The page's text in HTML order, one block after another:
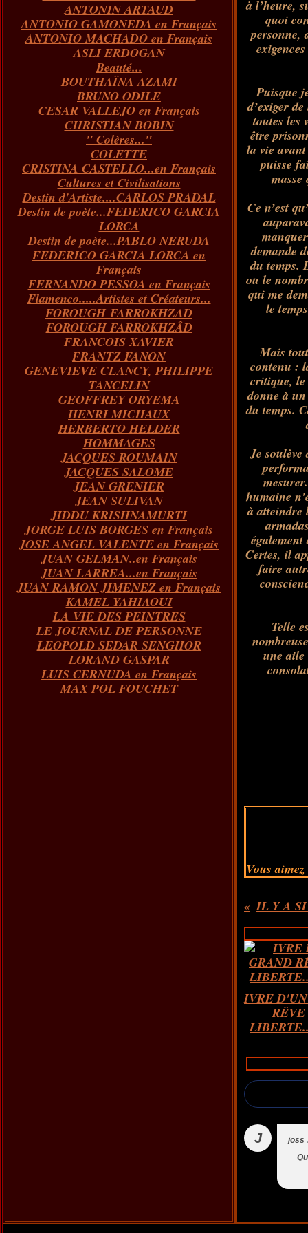
Janvier(73)
Février(55)
Janvier(43)
Mars(73)
Février(54)
Janvier(51)
Avril(73)
Mars(100)
Février(146)
Janvier(124)
ANTONIN ARTAUD
ANTONIO GAMONEDA en Français
ANTONIO MACHADO en Français
ASLI ERDOGAN
Beauté...
BOUTHAÏNA AZAMI
BRUNO ODILE
CESAR VALLEJO en Français
CHRISTIAN BOBIN
" Colères..."
COLETTE
CRISTINA CASTELLO...en Français
Cultures et Civilisations
Destin d'Artiste....CARLOS PRADAL
Destin de poète...FEDERICO GARCIA
LORCA
Destin de poète...PABLO NERUDA
FEDERICO GARCIA LORCA en
Français
FERNANDO PESSOA en Français
Flamenco.....Artistes et Créateurs...
FOROUGH FARROKHZAD
FOROUGH FARROKHZÂD
FRANCOIS XAVIER
FRANTZ FANON
GENEVIEVE CLANCY, PHILIPPE
TANCELIN
GEOFFREY ORYEMA
HENRI MICHAUX
HERBERTO HELDER
HOMMAGES
JACQUES ROUMAIN
JACQUES SALOME
JEAN GRENIER
JEAN SULIVAN
JIDDU KRISHNAMURTI
JORGE LUIS BORGES en Français
JOSE ANGEL VALENTE en Français
JUAN GELMAN..en Français
JUAN LARREA...en Français
JUAN RAMON JIMENEZ en Français
KAMEL YAHIAOUI
LA VIE DES PEINTRES
LE JOURNAL DE PERSONNE
LEOPOLD SEDAR SENGHOR
LORAND GASPAR
LUIS CERNUDA en Français
MAX POL FOUCHET
à l’heure,
quoi
personne,
Puisque
d’exiger
toutes les
être
la vie
puisse
Ce n’est
demande
du temps.
ou le
qui me
le temps
Mais
contenu :
critique, le
donne à
du temps.
Je
humaine
à atteindre
Certes, il
faire
Telle
une aile
Vous aimez
IL Y A
IVRE
J joss